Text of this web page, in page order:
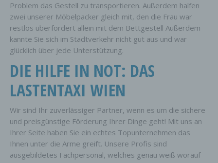
Problem das Gestell zu transportieren. Außerdem halfen
zwei unserer Möbelpacker gleich mit, den die Frau war
restlos überfordert allein mit dem Bettgestell Außerdem
kannte Sie sich im Stadtverkehr nicht gut aus und war
glücklich über jede Unterstützung.
DIE HILFE IN NOT: DAS
LASTENTAXI WIEN
Wir sind Ihr zuverlässiger Partner, wenn es um die sichere
und preisgünstige Förderung Ihrer Dinge geht! Mit uns an
Ihrer Seite haben Sie ein echtes Topunternehmen das
Ihnen unter die Arme greift. Unsere Profis sind
ausgebildetes Fachpersonal, welches genau weiß worauf